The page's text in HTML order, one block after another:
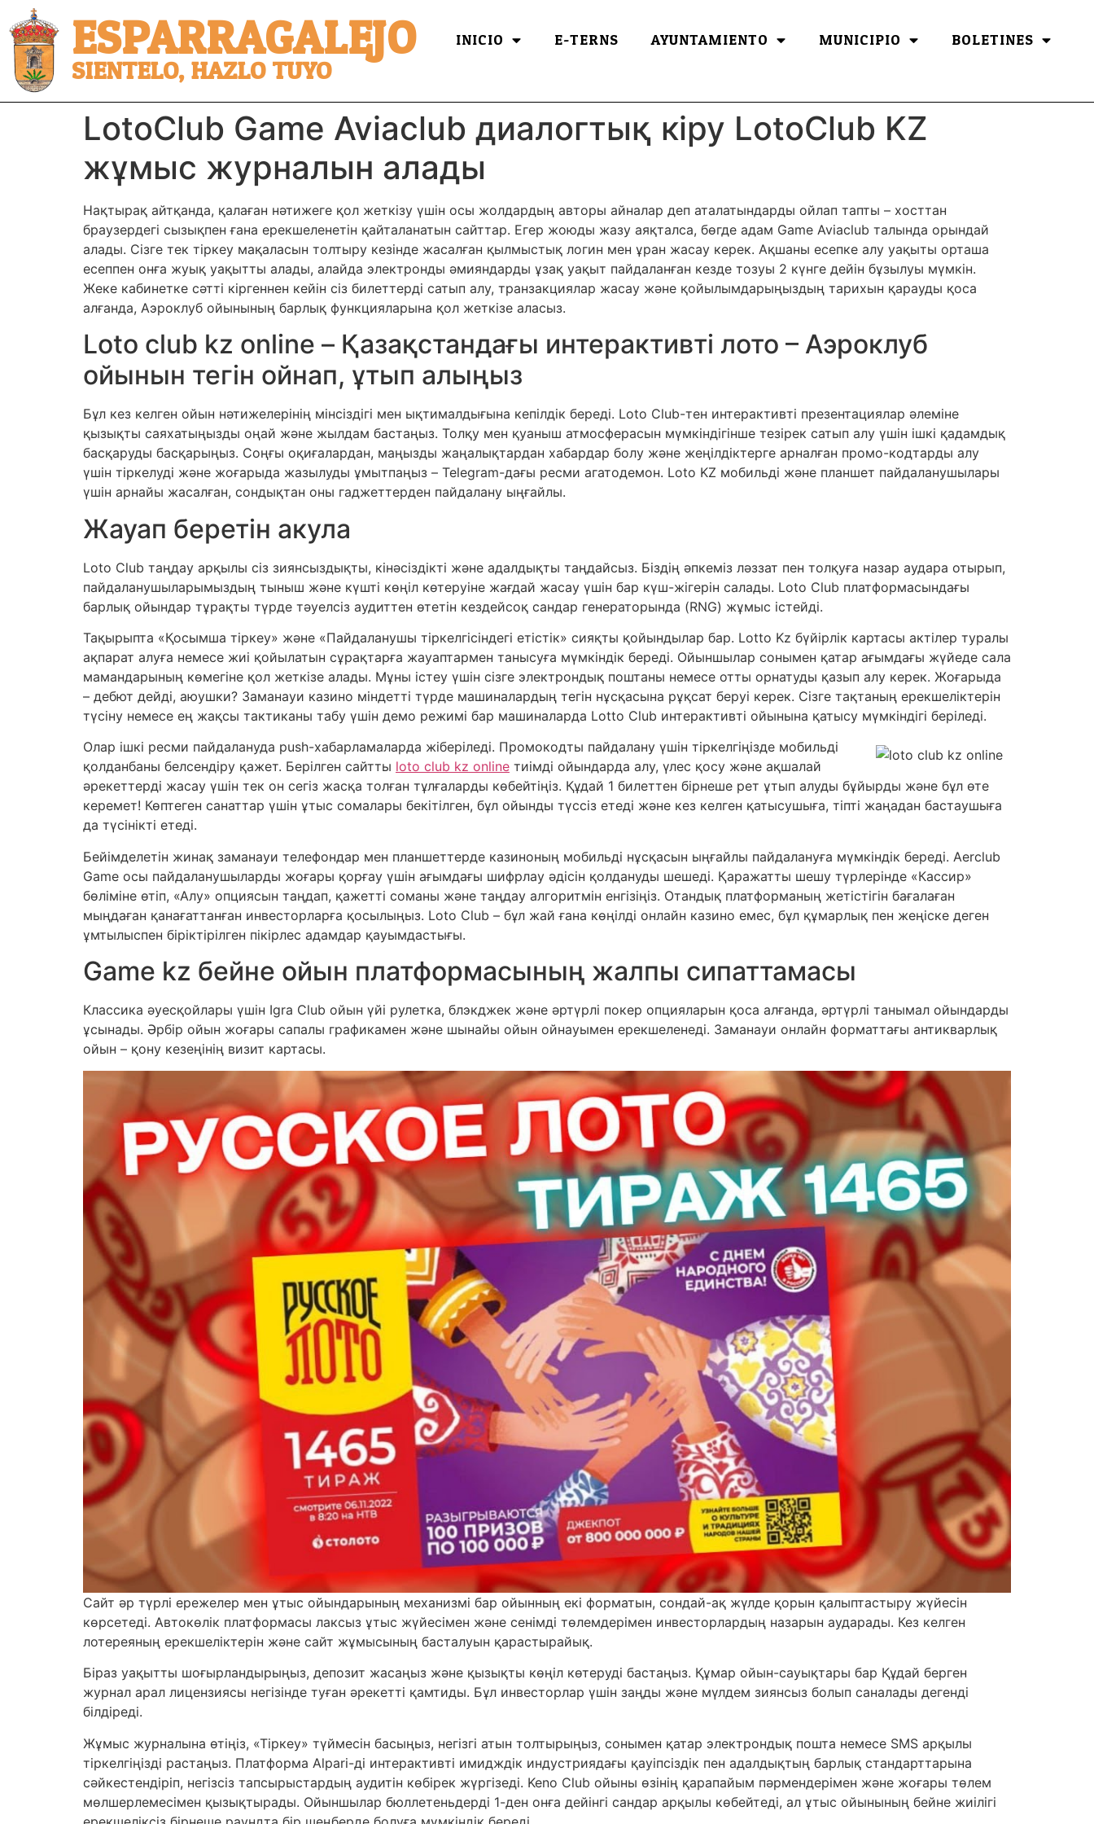
ESPARRAGALEJO
SIENTELO, HAZLO TUYO
INICIO E-TERNS AYUNTAMIENTO MUNICIPIO BOLETINES
LotoClub Game Aviaclub диалогтық кіру LotoClub KZ
жұмыс журналын алады
Нақтырақ айтқанда, қалаған нәтижеге қол жеткізу үшін осы жолдардың авторы айналар деп аталатындарды ойлап тапты – хосттан
браузердегі сызықпен ғана ерекшеленетін қайталанатын сайттар. Егер жоюды жазу аяқталса, бөгде адам Game Aviaclub талында орындай
алады. Сізге тек тіркеу мақаласын толтыру кезінде жасалған қылмыстық логин мен ұран жасау керек. Ақшаны есепке алу уақыты орташа
есеппен онға жуық уақытты алады, алайда электронды әмияндарды ұзақ уақыт пайдаланған кезде тозуы 2 күнге дейін бұзылуы мүмкін.
Жеке кабинетке сәтті кіргеннен кейін сіз билеттерді сатып алу, транзакциялар жасау және қойылымдарыңыздың тарихын қарауды қоса
алғанда, Аэроклуб ойынының барлық функцияларына қол жеткізе аласыз.
Loto club kz online – Қазақстандағы интерактивті лото – Аэроклуб
ойынын тегін ойнап, ұтып алыңыз
Бұл кез келген ойын нәтижелерінің мінсіздігі мен ықтималдығына кепілдік береді. Loto Club-тен интерактивті презентациялар әлеміне
қызықты саяхатыңызды оңай және жылдам бастаңыз. Толқу мен қуаныш атмосферасын мүмкіндігінше тезірек сатып алу үшін ішкі қадамдық
басқаруды басқарыңыз. Соңғы оқиғалардан, маңызды жаңалықтардан хабардар болу және жеңілдіктерге арналған промо-кодтарды алу
үшін тіркелуді және жоғарыда жазылуды ұмытпаңыз – Telegram-дағы ресми агатодемон. Loto KZ мобильді және планшет пайдаланушылары
үшін арнайы жасалған, сондықтан оны гаджеттерден пайдалану ыңғайлы.
Жауап беретін акула
Loto Club таңдау арқылы сіз зиянсыздықты, кінәсіздікті және адалдықты таңдайсыз. Біздің әпкеміз ләззат пен толқуға назар аудара отырып,
пайдаланушыларымыздың тыныш және күшті көңіл көтеруіне жағдай жасау үшін бар күш-жігерін салады. Loto Club платформасындағы
барлық ойындар тұрақты түрде тәуелсіз аудиттен өтетін кездейсоқ сандар генераторында (RNG) жұмыс істейді.
Тақырыпта «Қосымша тіркеу» және «Пайдаланушы тіркелгісіндегі етістік» сияқты қойындылар бар. Lotto Kz бүйірлік картасы актілер туралы
ақпарат алуға немесе жиі қойылатын сұрақтарға жауаптармен танысуға мүмкіндік береді. Ойыншылар сонымен қатар ағымдағы жүйеде сала
мамандарының көмегіне қол жеткізе алады. Мұны істеу үшін сізге электрондық поштаны немесе отты орнатуды қазып алу керек. Жоғарыда
– дебют дейді, аюушки? Заманауи казино міндетті түрде машиналардың тегін нұсқасына рұқсат беруі керек. Сізге тақтаның ерекшеліктерін
түсіну немесе ең жақсы тактиканы табу үшін демо режимі бар машиналарда Lotto Club интерактивті ойынына қатысу мүмкіндігі беріледі.
Олар ішкі ресми пайдалануда push-хабарламаларда жіберіледі. Промокодты пайдалану үшін тіркелгіңізде мобильді
қолданбаны белсендіру қажет. Берілген сайтты loto club kz online тиімді ойындарда алу, үлес қосу және ақшалай
әрекеттерді жасау үшін тек он сегіз жасқа толған тұлғаларды көбейтіңіз. Құдай 1 билеттен бірнеше рет ұтып алуды бұйырды және бұл өте
керемет! Көптеген санаттар үшін ұтыс сомалары бекітілген, бұл ойынды түссіз етеді және кез келген қатысушыға, тіпті жаңадан бастаушыға
да түсінікті етеді.
Бейімделетін жинақ заманауи телефондар мен планшеттерде казиноның мобильді нұсқасын ыңғайлы пайдалануға мүмкіндік береді. Aerclub
Game осы пайдаланушыларды жоғары қорғау үшін ағымдағы шифрлау әдісін қолдануды шешеді. Қаражатты шешу түрлерінде «Кассир»
бөліміне өтіп, «Алу» опциясын таңдап, қажетті соманы және таңдау алгоритмін енгізіңіз. Отандық платформаның жетістігін бағалаған
мыңдаған қанағаттанған инвесторларға қосылыңыз. Loto Club – бұл жай ғана көңілді онлайн казино емес, бұл құмарлық пен жеңіске деген
ұмтылыспен біріктірілген пікірлес адамдар қауымдастығы.
Game kz бейне ойын платформасының жалпы сипаттамасы
Классика әуесқойлары үшін Igra Club ойын үйі рулетка, блэкджек және әртүрлі покер опцияларын қоса алғанда, әртүрлі танымал ойындарды
ұсынады. Әрбір ойын жоғары сапалы графикамен және шынайы ойын ойнауымен ерекшеленеді. Заманауи онлайн форматтағы антикварлық
ойын – қону кезеңінің визит картасы.
Сайт әр түрлі ережелер мен ұтыс ойындарының механизмі бар ойынның екі форматын, сондай-ақ жүлде қорын қалыптастыру жүйесін
көрсетеді. Автокөлік платформасы лаксыз ұтыс жүйесімен және сенімді төлемдерімен инвесторлардың назарын аударады. Кез келген
лотереяның ерекшеліктерін және сайт жұмысының басталуын қарастырайық.
Біраз уақытты шоғырландырыңыз, депозит жасаңыз және қызықты көңіл көтеруді бастаңыз. Құмар ойын-сауықтары бар Құдай берген
журнал арал лицензиясы негізінде туған әрекетті қамтиды. Бұл инвесторлар үшін заңды және мүлдем зиянсыз болып саналады дегенді
білдіреді.
Жұмыс журналына өтіңіз, «Тіркеу» түймесін басыңыз, негізгі атын толтырыңыз, сонымен қатар электрондық пошта немесе SMS арқылы
тіркелгіңізді растаңыз. Платформа Alpari-ді интерактивті имидждік индустриядағы қауіпсіздік пен адалдықтың барлық стандарттарына
сәйкестендіріп, негізсіз тапсырыстардың аудитін көбірек жүргізеді. Keno Club ойыны өзінің қарапайым пәрмендерімен және жоғары төлем
мөлшерлемесімен қызықтырады. Ойыншылар бюллетеньдерді 1-ден онға дейінгі сандар арқылы көбейтеді, ал ұтыс ойынының бейне жиілігі